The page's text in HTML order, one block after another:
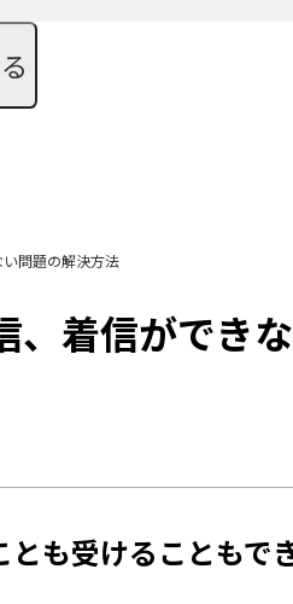
問題の解決方法
、着信ができ
とも受けることもで